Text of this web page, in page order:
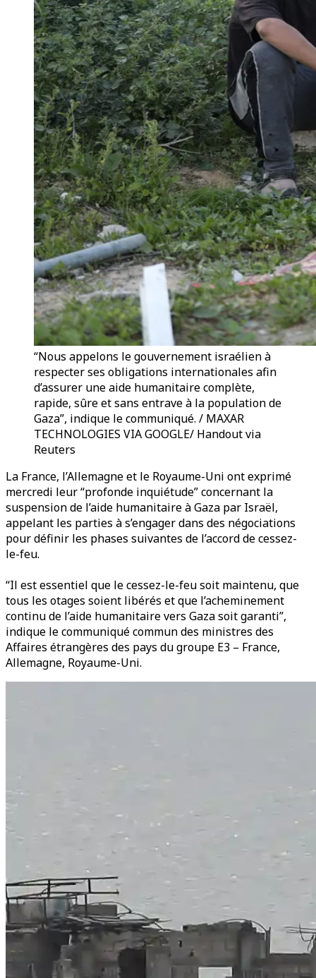
“Nous appelons le gouvernement israélien à
respecter ses obligations internationales afin
d’assurer une aide humanitaire complète,
rapide, sûre et sans entrave à la population de
Gaza”, indique le communiqué. / MAXAR
TECHNOLOGIES VIA GOOGLE/ Handout via
Reuters
La France, l’Allemagne et le Royaume-Uni ont exprimé
mercredi leur “profonde inquiétude” concernant la
suspension de l’aide humanitaire à Gaza par Israël,
appelant les parties à s’engager dans des négociations
pour définir les phases suivantes de l’accord de cessez-
le-feu.
“Il est essentiel que le cessez-le-feu soit maintenu, que
tous les otages soient libérés et que l’acheminement
continu de l’aide humanitaire vers Gaza soit garanti”,
indique le communiqué commun des ministres des
Affaires étrangères des pays du groupe E3 – France,
Allemagne, Royaume-Uni.